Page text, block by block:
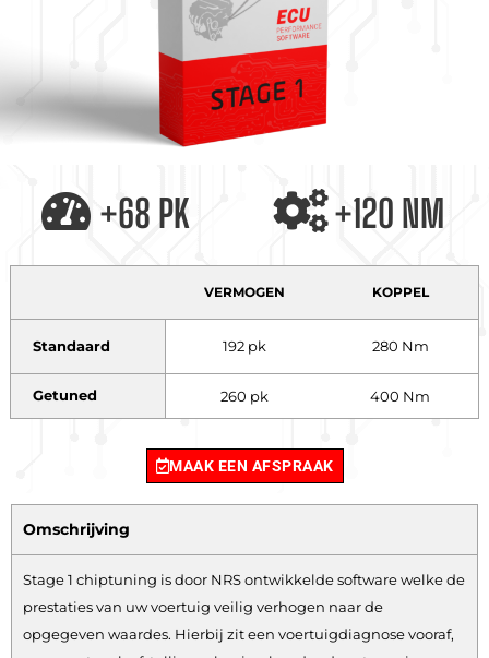
+68 PK +120 NM
VERMOGEN KOPPEL
Standaard 192 pk 280 Nm
Getuned 260 pk 400 Nm
MAAK EEN AFSPRAAK
Omschrijving
Stage 1 chiptuning is door NRS ontwikkelde software welke de
prestaties van uw voertuig veilig verhogen naar de
opgegeven waardes. Hierbij zit een voertuigdiagnose vooraf,